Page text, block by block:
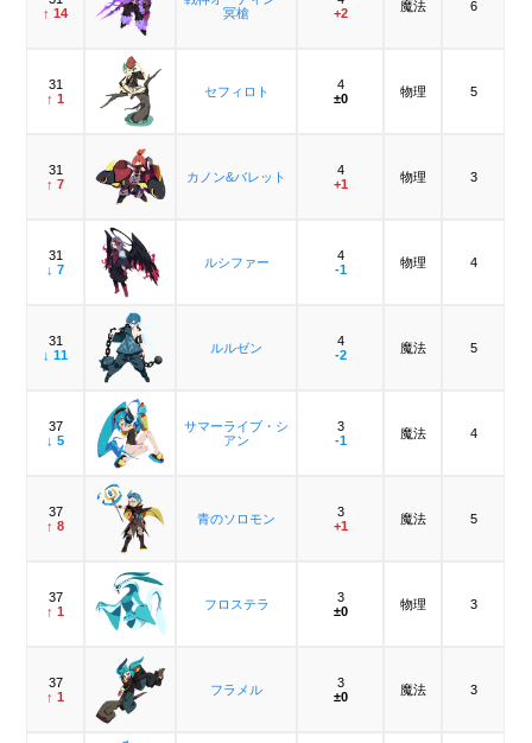
↑ 14
冥槍
+2
魔法 6
31
↑ 1
セフィロト
4
±0
物理 5
31
↑ 7
カノン&バレット
4
+1
物理 3
31
↓ 7
ルシファー
4
-1
物理 4
31
↓ 11
ルルゼン
4
-2
魔法 5
37
↓ 5
サマーライブ・シ
アン
3
-1
魔法 4
37
↑ 8
青のソロモン
3
+1
魔法 5
37
↑ 1
フロステラ
3
±0
物理 3
37
↑ 1
フラメル
3
±0
魔法 3